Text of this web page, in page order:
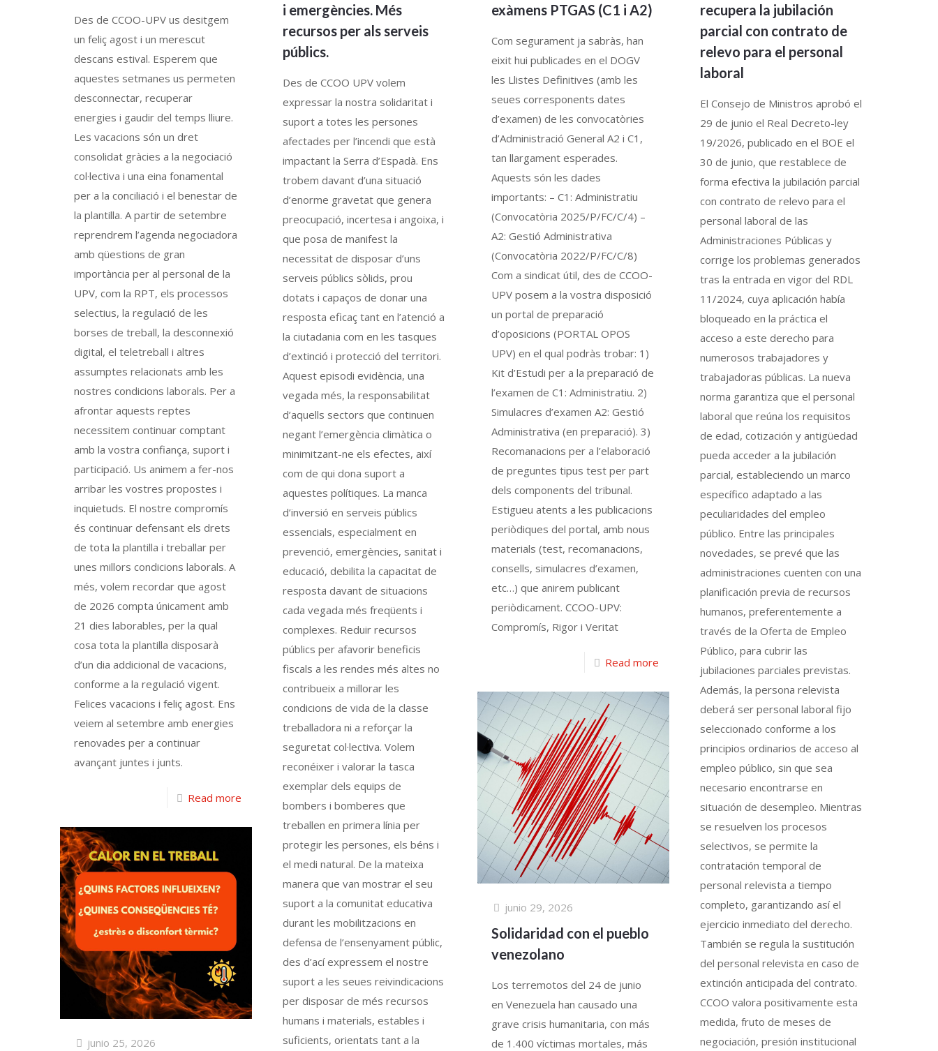
Des de CCOO-UPV us desitgem
un feliç agost i un merescut
descans estival. Esperem que
aquestes setmanes us permeten
desconnectar, recuperar
energies i gaudir del temps lliure.
Les vacacions són un dret
consolidat gràcies a la negociació
col·lectiva i una eina fonamental
per a la conciliació i el benestar de
la plantilla. A partir de setembre
reprendrem l’agenda negociadora
amb qüestions de gran
importància per al personal de la
UPV, com la RPT, els processos
selectius, la regulació de les
borses de treball, la desconnexió
digital, el teletreball i altres
assumptes relacionats amb les
nostres condicions laborals. Per a
afrontar aquests reptes
necessitem continuar comptant
amb la vostra confiança, suport i
participació. Us animem a fer-nos
arribar les vostres propostes i
inquietuds. El nostre compromís
és continuar defensant els drets
de tota la plantilla i treballar per
unes millors condicions laborals. A
més, volem recordar que agost
de 2026 compta únicament amb
21 dies laborables, per la qual
cosa tota la plantilla disposarà
d’un dia addicional de vacacions,
conforme a la regulació vigent.
Felices vacacions i feliç agost. Ens
veiem al setembre amb energies
renovades per a continuar
avançant juntes i junts.
Read more
i emergències. Més
recursos per als serveis
públics.
Des de CCOO UPV volem
expressar la nostra solidaritat i
suport a totes les persones
afectades per l’incendi que està
impactant la Serra d’Espadà. Ens
trobem davant d’una situació
d’enorme gravetat que genera
preocupació, incertesa i angoixa, i
que posa de manifest la
necessitat de disposar d’uns
serveis públics sòlids, prou
dotats i capaços de donar una
resposta eficaç tant en l’atenció a
la ciutadania com en les tasques
d’extinció i protecció del territori.
Aquest episodi evidència, una
vegada més, la responsabilitat
d’aquells sectors que continuen
negant l’emergència climàtica o
minimitzant-ne els efectes, així
com de qui dona suport a
aquestes polítiques. La manca
d’inversió en serveis públics
essencials, especialment en
prevenció, emergències, sanitat i
educació, debilita la capacitat de
resposta davant de situacions
cada vegada més freqüents i
complexes. Reduir recursos
públics per afavorir beneficis
fiscals a les rendes més altes no
contribueix a millorar les
condicions de vida de la classe
treballadora ni a reforçar la
seguretat col·lectiva. Volem
reconéixer i valorar la tasca
exemplar dels equips de
bombers i bomberes que
treballen en primera línia per
protegir les persones, els béns i
el medi natural. De la mateixa
manera que van mostrar el seu
suport a la comunitat educativa
durant les mobilitzacions en
defensa de l’ensenyament públic,
des d’ací expressem el nostre
suport a les seues reivindicacions
per disposar de més recursos
humans i materials, estables i
suficients, orientats tant a la
exàmens PTGAS (C1 i A2)
Com segurament ja sabràs, han
eixit hui publicades en el DOGV
les Llistes Definitives (amb les
seues corresponents dates
d’examen) de les convocatòries
d’Administració General A2 i C1,
tan llargament esperades.
Aquests són les dades
importants: – C1: Administratiu
(Convocatòria 2025/P/FC/C/4) –
A2: Gestió Administrativa
(Convocatòria 2022/P/FC/C/8)
Com a sindicat útil, des de CCOO-
UPV posem a la vostra disposició
un portal de preparació
d’oposicions (PORTAL OPOS
UPV) en el qual podràs trobar: 1)
Kit d’Estudi per a la preparació de
l’examen de C1: Administratiu. 2)
Simulacres d’examen A2: Gestió
Administrativa (en preparació). 3)
Recomanacions per a l’elaboració
de preguntes tipus test per part
dels components del tribunal.
Estigueu atents a les publicacions
periòdiques del portal, amb nous
materials (test, recomanacions,
consells, simulacres d’examen,
etc…) que anirem publicant
periòdicament. CCOO-UPV:
Compromís, Rigor i Veritat
Read more
recupera la jubilación
parcial con contrato de
relevo para el personal
laboral
El Consejo de Ministros aprobó el
29 de junio el Real Decreto-ley
19/2026, publicado en el BOE el
30 de junio, que restablece de
forma efectiva la jubilación parcial
con contrato de relevo para el
personal laboral de las
Administraciones Públicas y
corrige los problemas generados
tras la entrada en vigor del RDL
11/2024, cuya aplicación había
bloqueado en la práctica el
acceso a este derecho para
numerosos trabajadores y
trabajadoras públicas. La nueva
norma garantiza que el personal
laboral que reúna los requisitos
de edad, cotización y antigüedad
pueda acceder a la jubilación
parcial, estableciendo un marco
específico adaptado a las
peculiaridades del empleo
público. Entre las principales
novedades, se prevé que las
administraciones cuenten con una
planificación previa de recursos
humanos, preferentemente a
través de la Oferta de Empleo
Público, para cubrir las
jubilaciones parciales previstas.
Además, la persona relevista
deberá ser personal laboral fijo
seleccionado conforme a los
principios ordinarios de acceso al
empleo público, sin que sea
necesario encontrarse en
situación de desempleo. Mientras
se resuelven los procesos
selectivos, se permite la
contratación temporal de
personal relevista a tiempo
completo, garantizando así el
ejercicio inmediato del derecho.
También se regula la sustitución
del personal relevista en caso de
extinción anticipada del contrato.
CCOO valora positivamente esta
medida, fruto de meses de
negociación, presión institucional
junio 29, 2026
Solidaridad con el pueblo
venezolano
Los terremotos del 24 de junio
en Venezuela han causado una
grave crisis humanitaria, con más
de 1.400 víctimas mortales, más
junio 25, 2026